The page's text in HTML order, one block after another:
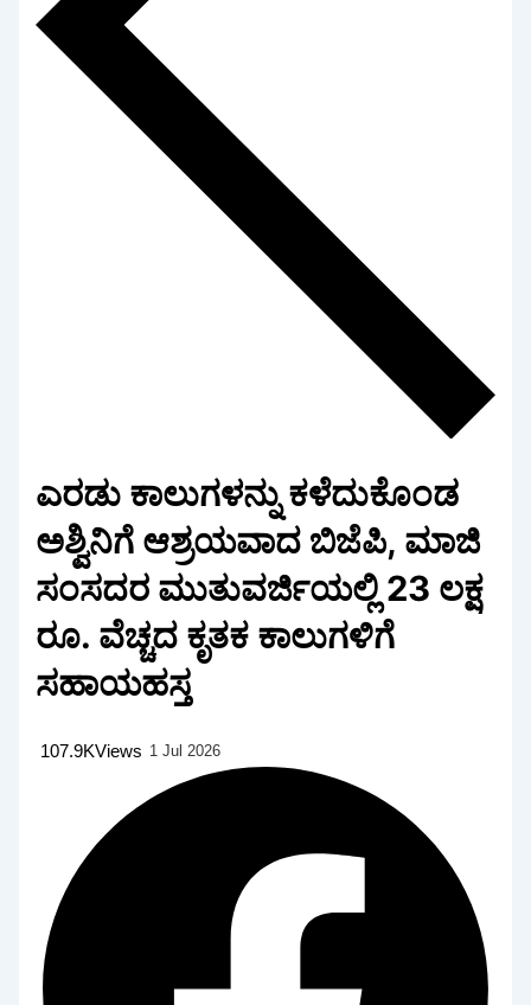
ಎರಡು ಕಾಲುಗಳನ್ನು ಕಳೆದುಕೊಂಡ
ಅಶ್ವಿನಿಗೆ ಆಶ್ರಯವಾದ ಬಿಜೆಪಿ, ಮಾಜಿ
ಸಂಸದರ ಮುತುವರ್ಜಿಯಲ್ಲಿ 23 ಲಕ್ಷ
ರೂ. ವೆಚ್ಚದ ಕೃತಕ ಕಾಲುಗಳಿಗೆ
ಸಹಾಯಹಸ್ತ
107.9KViews 1 Jul 2026